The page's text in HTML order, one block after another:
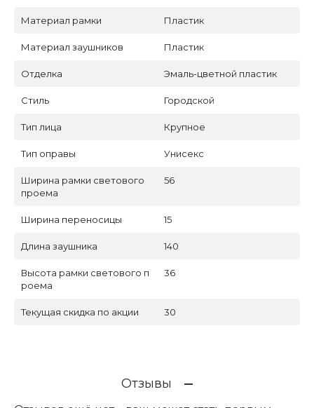
Материал рамки Пластик
Материал заушников Пластик
Отделка Эмаль-цветной пластик
Стиль Городской
Тип лица Крупное
Тип оправы Унисекс
Ширина рамки светового
проема
56
Ширина переносицы 15
Длина заушника 140
Высота рамки светового п
роема
36
Текущая скидка по акции 30
Отзывы